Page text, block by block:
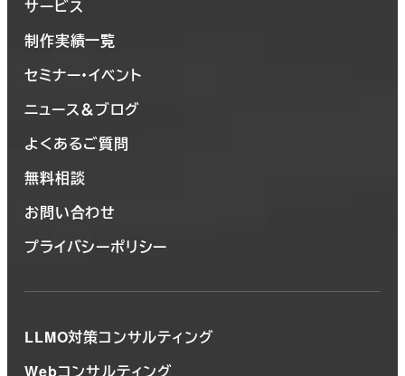
サービス
制作実績一覧
セミナー・イベント
ニュース＆ブログ
よくあるご質問
無料相談
お問い合わせ
プライバシーポリシー
LLMO対策コンサルティング
Webコンサルティング